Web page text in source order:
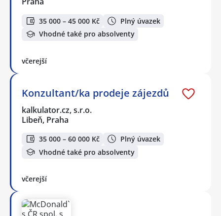
35 000 – 45 000 Kč
Plný úvazek
Vhodné také pro absolventy
včerejší
Konzultant/ka prodeje zájezdů
kalkulator.cz, s.r.o.
Libeň, Praha
35 000 – 60 000 Kč
Plný úvazek
Vhodné také pro absolventy
včerejší